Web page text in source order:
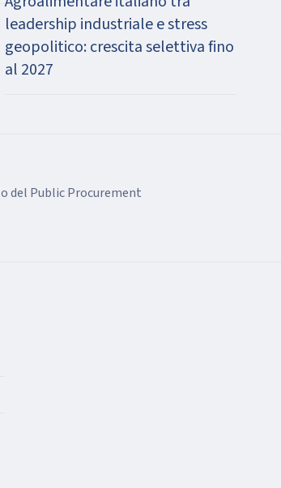
leadership industriale e stress
geopolitico: crescita selettiva fino
al 2027
del Public Procurement